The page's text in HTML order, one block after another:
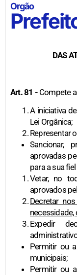
Orgão
DAS
Art. 81 -Compete
A iniciativa
Lei Orgânica;
Representar
Sancionar,
aprovadas
para a sua
Vetar, no
aprovados
Decretar
necessidade,
Expedir
Permitir ou
municipais;
Permitir ou